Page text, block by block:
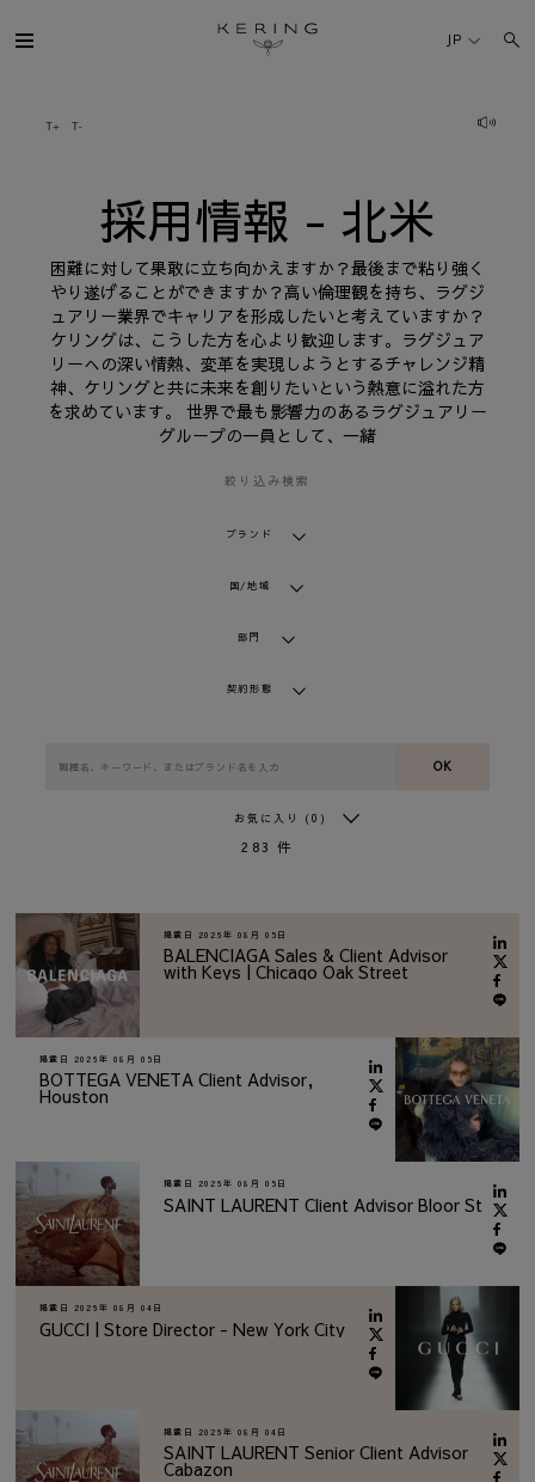
用
情
サステナビリティ
FINANCE
採用情報
JP
採用情報 - 北米
困難に対して果敢に立ち向かえますか？最後まで粘り強く
やり遂げることができますか？高い倫理観を持ち、ラグジ
ュアリー業界でキャリアを形成したいと考えていますか？
ケリングは、こうした方を心より歓迎します。ラグジュア
リーへの深い情熱、変革を実現しようとするチャレンジ精
神、ケリングと共に未来を創りたいという熱意に溢れた方
を求めています。 世界で最も影響力のあるラグジュアリー
グループの一員として、一緒
絞り込み検索
ブランド
国/地域
部門
契約形態
OK
お気に入り (0)
283 件
掲載日 2026年 08月 05日
BALENCIAGA Sales & Client Advisor
with Keys | Chicago Oak Street
掲載日 2026年 08月 05日
BOTTEGA VENETA Client Advisor,
Houston
掲載日 2026年 08月 05日
SAINT LAURENT Client Advisor Bloor St
掲載日 2026年 08月 04日
GUCCI | Store Director - New York City
掲載日 2026年 08月 04日
SAINT LAURENT Senior Client Advisor
Cabazon